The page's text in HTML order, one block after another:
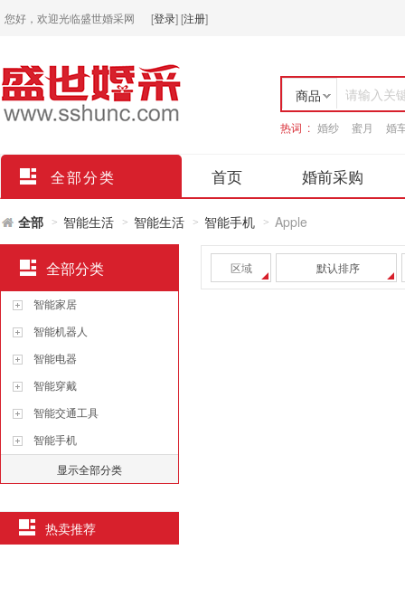
您好，欢迎光临盛世婚采网 [登录][注册]
商品
店铺
请输入关
热词 : 婚纱 蜜月 婚
全部分类 首页 婚前采购
全部 > 智能生活 > 智能生活 > 智能手机 > Apple
区域 默认排序
全部分类
智能家居
智能机器人
智能电器
智能穿戴
智能交通工具
智能手机
显示全部分类
热卖推荐